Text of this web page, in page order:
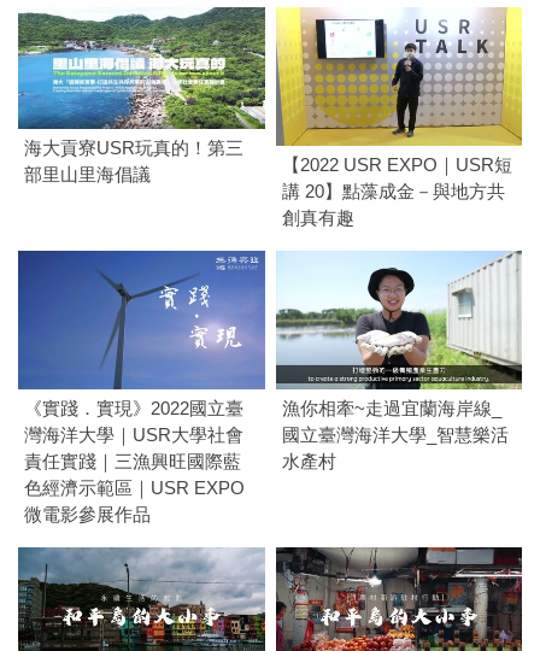
海大貢寮USR玩真的！第三
部里山里海倡議
【2022 USR EXPO｜USR短
講 20】點藻成金－與地方共
創真有趣
《實踐．實現》2022國立臺
灣海洋大學｜USR大學社會
責任實踐｜三漁興旺國際藍
色經濟示範區｜USR EXPO
微電影參展作品
漁你相牽~走過宜蘭海岸線_
國立臺灣海洋大學_智慧樂活
水產村